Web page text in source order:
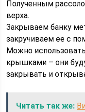
Полученным
верха.
Закрываем банку
закручиваем ее с
Можно
крышками – они
закрывать и
Читать так же: